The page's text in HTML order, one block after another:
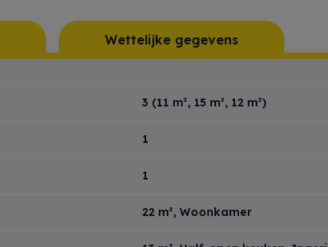
Wettelijke gegevens
3 (11 m², 15 m², 12 m²)
1
1
22 m², Woonkamer